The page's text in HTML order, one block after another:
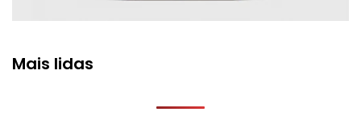
Mais lidas